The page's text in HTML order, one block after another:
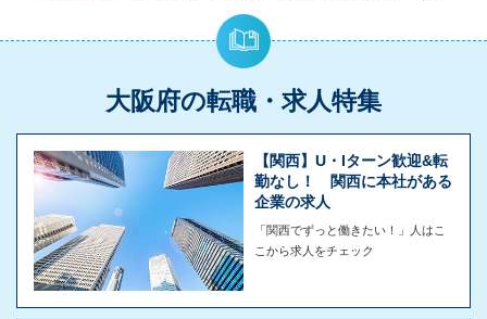
大阪府の転職・求人特集
【関西】U・Iターン歓迎&転
勤なし！ 関西に本社がある
企業の求人
「関西でずっと働きたい！」人はこ
こから求人をチェック